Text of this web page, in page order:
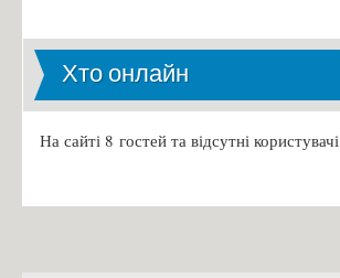
Хто онлайн
На сайті 8 гостей та відсутні користувачі